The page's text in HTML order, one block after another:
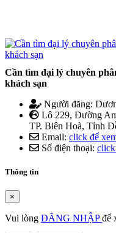
Cần tìm đại lý chuyên
khách sạn
Người đăng:
Lô 229, Đường
TP. Biên Hoà, Tỉnh
Email: click để
Số điện thoại:
Thông tin
×
Vui lòng ĐĂNG NHẬPđể